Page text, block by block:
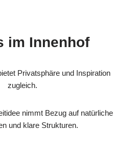
im Innenhof
Privatsphäre und Inspiration
zugleich.
nimmt Bezug auf natürliche
und klare Strukturen.